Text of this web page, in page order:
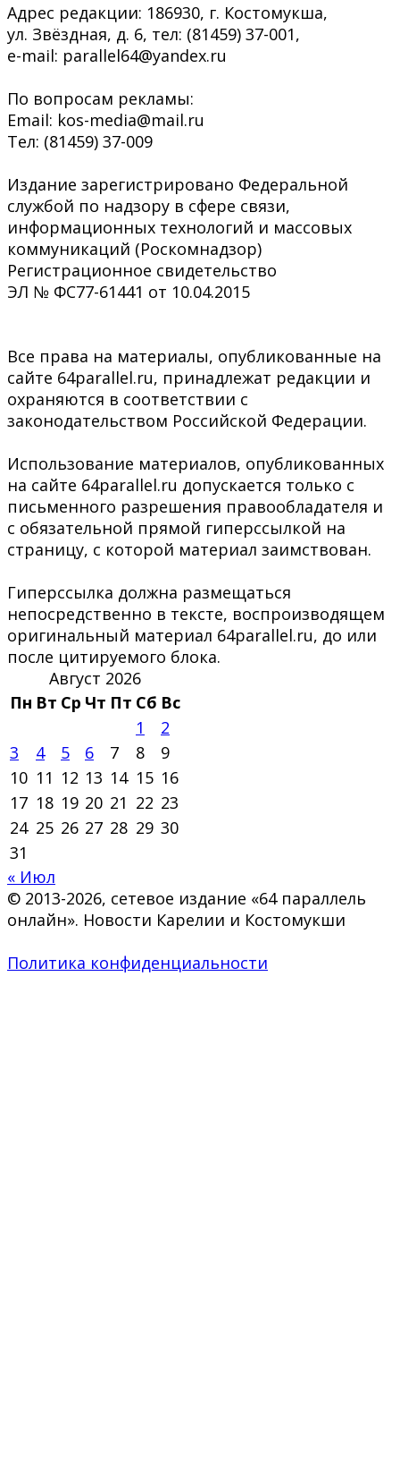
Адрес редакции: 186930, г. Костомукша,
ул. Звёздная, д. 6, тел: (81459) 37-001,
e-mail: parallel64@yandex.ru
По вопросам рекламы:
Email: kos-media@mail.ru
Тел: (81459) 37-009
Издание зарегистрировано Федеральной
службой по надзору в сфере связи,
информационных технологий и массовых
коммуникаций (Роскомнадзор)
Регистрационное свидетельство
ЭЛ № ФС77-61441 от 10.04.2015
Все права на материалы, опубликованные на
сайте 64parallel.ru, принадлежат редакции и
охраняются в соответствии с
законодательством Российской Федерации.
Использование материалов, опубликованных
на сайте 64parallel.ru допускается только с
письменного разрешения правообладателя и
с обязательной прямой гиперссылкой на
страницу, с которой материал заимствован.
Гиперссылка должна размещаться
непосредственно в тексте, воспроизводящем
оригинальный материал 64parallel.ru, до или
после цитируемого блока.
Август 2026
Пн Вт Ср Чт Пт Сб Вс
1
2
3
4 5 6 7 8
9
10 11 12 13 14 15 16
17 18 19 20 21 22 23
24 25 26 27 28 29 30
31
« Июл
© 2013-2026, сетевое издание «64 параллель
онлайн». Новости Карелии и Костомукши
Политика конфиденциальности